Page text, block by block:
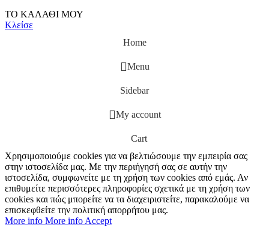
ΤΟ ΚΑΛΑΘΙ ΜΟΥ
Κλείσε
Home
Menu
Sidebar
My account
Cart
Χρησιμοποιούμε cookies για να βελτιώσουμε την εμπειρία σας
στην ιστοσελίδα μας. Με την περιήγησή σας σε αυτήν την
ιστοσελίδα, συμφωνείτε με τη χρήση των cookies από εμάς. Αν
επιθυμείτε περισσότερες πληροφορίες σχετικά με τη χρήση των
cookies και πώς μπορείτε να τα διαχειριστείτε, παρακαλούμε να
επισκεφθείτε την πολιτική απορρήτου μας.
More info More info Accept